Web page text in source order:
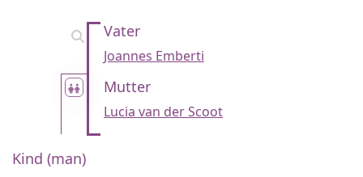
Vater
Joannes Emberti
Mutter
Lucia van der Scoot
Kind (man)